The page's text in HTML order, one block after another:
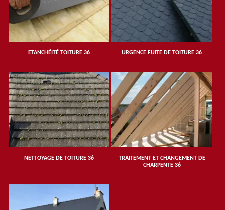
ETANCHÉITÉ TOITURE 36 URGENCE FUITE DE TOITURE 36
NETTOYAGE DE TOITURE 36
TRAITEMENT ET CHANGEMENT DE
CHARPENTE 36